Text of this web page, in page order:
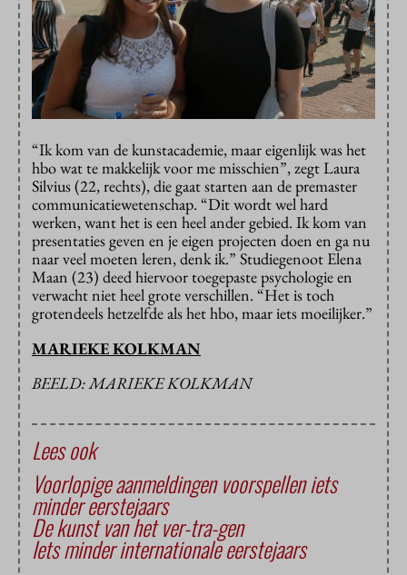
“Ik kom van de kunstacademie, maar eigenlijk was het
hbo wat te makkelijk voor me misschien”, zegt Laura
Silvius (22, rechts), die gaat starten aan de premaster
communicatiewetenschap. “Dit wordt wel hard
werken, want het is een heel ander gebied. Ik kom van
presentaties geven en je eigen projecten doen en ga nu
naar veel moeten leren, denk ik.” Studiegenoot Elena
Maan (23) deed hiervoor toegepaste psychologie en
verwacht niet heel grote verschillen. “Het is toch
grotendeels hetzelfde als het hbo, maar iets moeilijker.”
MARIEKE KOLKMAN
BEELD: MARIEKE KOLKMAN
Lees ook
Voorlopige aanmeldingen voorspellen iets
minder eerstejaars
De kunst van het ver-tra-gen
Iets minder internationale eerstejaars